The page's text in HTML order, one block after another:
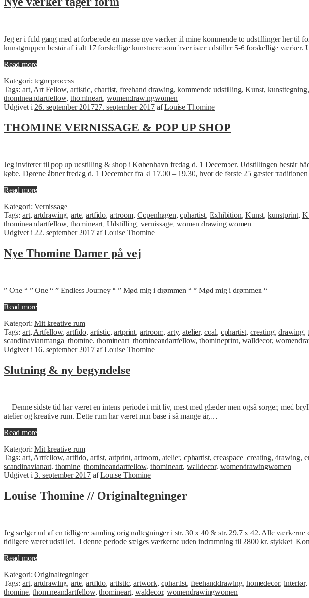
Jeg er i fuld gang med at forberede en masse nye værker til mine kommende to udstillinger her til
kunstgruppen består af i alt 17 forskellige kunstnere som hver især udstiller 5-6 forskellige
Read more
Kategori: tegneprocess
Tags: art, Art Fellow, artistic, chartist, freehand drawing, kommende udstilling, Kunst, kunsttegning,
thomineandartfellow, thomineart, womendrawingwomen
Udgivet i 26. september 201727. september 2017 afLouise Thomine
THOMINE VERNISSAGE & POP UP SHOP
Jeg inviterer til pop up udstilling & shop i København fredag d. 1 December. Udstillingen består
købe. Dørene åbner fredag d. 1 December fra kl 17.00 – 19.30, hvor de første 25 gæster
Read more
Kategori: Vernissage
Tags: art, artdrawing, arte, artfido, artroom, Copenhagen, cphartist, Exhibition, Kunst, kunstprint,
thomineandartfellow, thomineart, Udstilling, vernissage, women drawing women
Udgivet i 22. september 2017 afLouise Thomine
Nye Thomine Damer på vej
” One “ ” One “ ” Endless Journey “ ” Mød mig i drømmen “ ” Mød mig i drømmen “
Read more
Kategori: Mit kreative rum
Tags: art, Artfellow, artfido, artistic, artprint, artroom, arty, atelier, coal, cphartist, creating, drawing,
scandinavianmanga, thomine. thomineart, thomineandartfellow, thomineprint, walldecor,
Udgivet i 16. september 2017 afLouise Thomine
Slutning & ny begyndelse
Denne sidste tid har været en intens periode i mit liv, mest med glæder men også sorger, med
atelier og kreative rum. Dette rum har været min base i så mange år,…
Read more
Kategori: Mit kreative rum
Tags: art, Artfellow, artfido, artist, artprint, artroom, atelier, cphartist, creaspace, creating, drawing,
scandinavianart, thomine, thomineandartfellow, thomineart, walldecor, womendrawingwomen
Udgivet i 3. september 2017 afLouise Thomine
Louise Thomine // Originaltegninger
Jeg sælger ud af en tidligere samling originaltegninger i str. 30 x 40 & str. 29.7 x 42. Alle
tidligere været udstillet. I denne periode sælges værkerne uden indramning til 2800 kr. stykket.
Read more
Kategori: Originaltegninger
Tags: art, artdrawing, arte, artfido, artistic, artwork, cphartist, freehanddrawing, homedecor, interiør,
thomine, thomineandartfellow, thomineart, waldecor, womendrawingwomen